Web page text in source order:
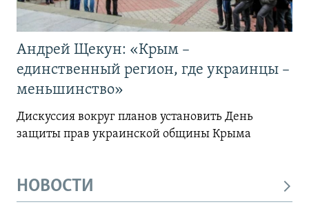
Андрей Щекун: «Крым –
единственный регион, где украинцы –
меньшинство»
Дискуссия вокруг планов установить День
защиты прав украинской общины Крыма
НОВОСТИ